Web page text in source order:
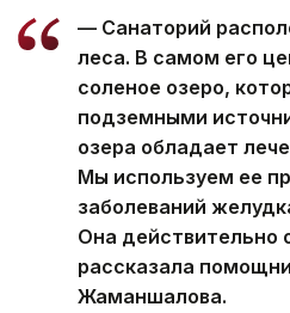
— Санаторий
леса. В самом его
соленое озеро,
подземными
озера обладает
Мы используем ее
заболеваний
Она действительно
рассказала
Жаманшалова.